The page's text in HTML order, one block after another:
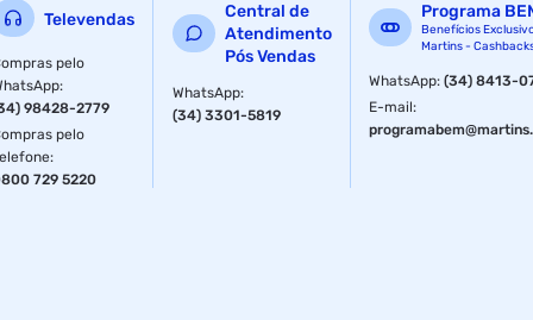
Televendas
pelo
:
98428-2779
pelo
:
729 5220
Central de
Atendimento
Pós Vendas
WhatsApp:
(34) 3301-5819
Programa
Benefícios
Martins -
WhatsApp:(34) 8413-
E-mail: